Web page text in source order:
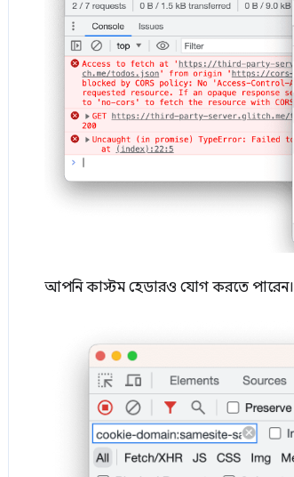
আপনি কাস্টম হেডারও যোগ করতে পারেন।